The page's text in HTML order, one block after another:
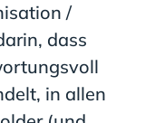
/
dass
in allen